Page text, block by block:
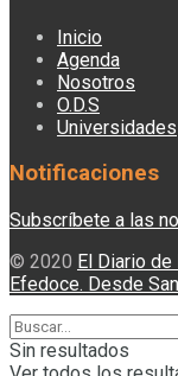
Inicio
Agenda
Nosotros
O.D.S
Universidades
Notificaciones
Subscríbete a las
© 2020 El Diario
Efedoce. Desde
Sin resultados